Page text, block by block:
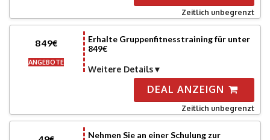
Zeitlich unbegrenzt
849€
ANGEBOTE
Erhalte Gruppenfitnesstraining für unter
849€
Weitere Details
DEAL ANZEIGN
Zeitlich unbegrenzt
Nehmen Sie an einer Schulung zur